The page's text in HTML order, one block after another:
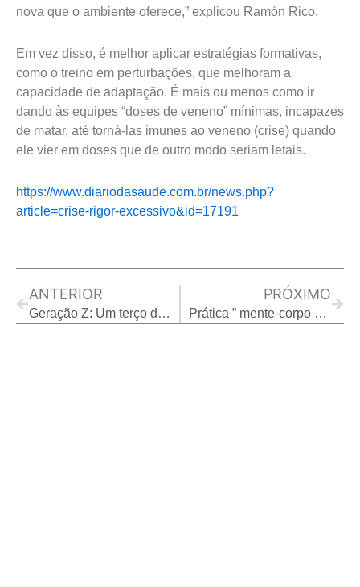
nova que o ambiente oferece,” explicou Ramón Rico.
Em vez disso, é melhor aplicar estratégias formativas,
como o treino em perturbações, que melhoram a
capacidade de adaptação. É mais ou menos como ir
dando às equipes “doses de veneno” mínimas, incapazes
de matar, até torná-las imunes ao veneno (crise) quando
ele vier em doses que de outro modo seriam letais.
https://www.diariodasaude.com.br/news.php?
article=crise-rigor-excessivo&id=17191
ANTERIOR
Geração Z: Um terço dos homens acha que esposa deve obedecer (DW)
PRÓXIMO
Prática ” mente-corpo milenar” reduz pressão arterial sem medicamentos